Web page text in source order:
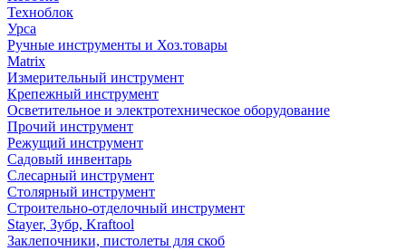
Техноблок
Урса
Ручные инструменты и Хоз.товары
Matrix
Измерительный инструмент
Крепежный инструмент
Осветительное и электротехническое оборудование
Прочий инструмент
Режущий инструмент
Садовый инвентарь
Слесарный инструмент
Столярный инструмент
Строительно-отделочный инструмент
Stayer, Зубр, Kraftool
Заклепочники, пистолеты для скоб